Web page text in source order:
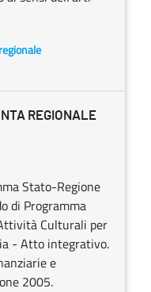
REGIONALE
Stato-Regione
di Programma
Culturali per
- Atto integrativo.
e
2005.